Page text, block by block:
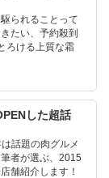
られることって
たい、予約殺到
ろける上質な霜
した超話
話題の肉グルメ
者が選ぶ、2015
舗紹介します！